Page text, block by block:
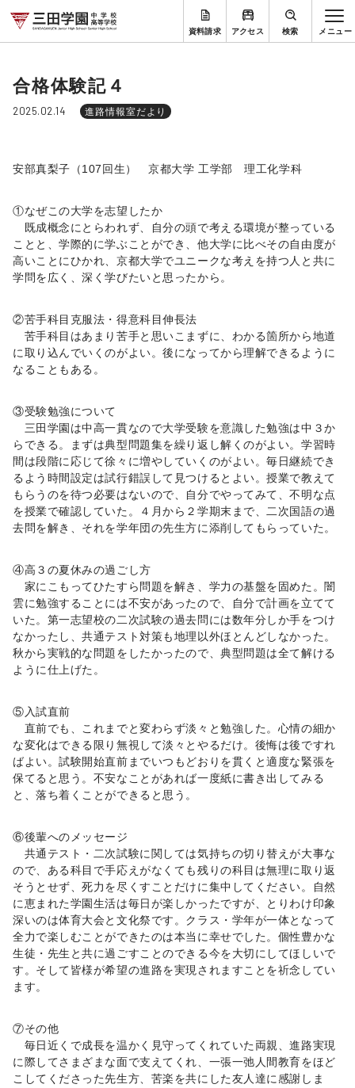
資料請求 アクセス 検索
合格体験記４
2025.02.14 進路情報室だより
安部真梨子（107回生） 京都大学 工学部 理工化学科
①なぜこの大学を志望したか
既成概念にとらわれず、自分の頭で考える環境が整っている
ことと、学際的に学ぶことができ、他大学に比べその自由度が
高いことにひかれ、京都大学でユニークな考えを持つ人と共に
学問を広く、深く学びたいと思ったから。
②苦手科目克服法・得意科目伸長法
苦手科目はあまり苦手と思いこまずに、わかる箇所から地道
に取り込んでいくのがよい。後になってから理解できるように
なることもある。
③受験勉強について
三田学園は中高一貫なので大学受験を意識した勉強は中３か
らできる。まずは典型問題集を繰り返し解くのがよい。学習時
間は段階に応じて徐々に増やしていくのがよい。毎日継続でき
るよう時間設定は試行錯誤して見つけるとよい。授業で教えて
もらうのを待つ必要はないので、自分でやってみて、不明な点
を授業で確認していた。４月から２学期末まで、二次国語の過
去問を解き、それを学年団の先生方に添削してもらっていた。
④高３の夏休みの過ごし方
家にこもってひたすら問題を解き、学力の基盤を固めた。闇
雲に勉強することには不安があったので、自分で計画を立てて
いた。第一志望校の二次試験の過去問には数年分しか手をつけ
なかったし、共通テスト対策も地理以外ほとんどしなかった。
秋から実戦的な問題をしたかったので、典型問題は全て解ける
ように仕上げた。
⑤入試直前
直前でも、これまでと変わらず淡々と勉強した。心情の細か
な変化はできる限り無視して淡々とやるだけ。後悔は後ですれ
ばよい。試験開始直前までいつもどおりを貫くと適度な緊張を
保てると思う。不安なことがあれば一度紙に書き出してみる
と、落ち着くことができると思う。
⑥後輩へのメッセージ
共通テスト・二次試験に関しては気持ちの切り替えが大事な
ので、ある科目で手応えがなくても残りの科目は無理に取り返
そうとせず、死力を尽くすことだけに集中してください。自然
に恵まれた学園生活は毎日が楽しかったですが、とりわけ印象
深いのは体育大会と文化祭です。クラス・学年が一体となって
全力で楽しむことができたのは本当に幸せでした。個性豊かな
生徒・先生と共に過ごすことのできる今を大切にしてほしいで
す。そして皆様が希望の進路を実現されますことを祈念してい
ます。
⑦その他
毎日近くで成長を温かく見守ってくれていた両親、進路実現
に際してさまざまな面で支えてくれ、一張一弛人間教育をほど
こしてくださった先生方、苦楽を共にした友人達に感謝しま